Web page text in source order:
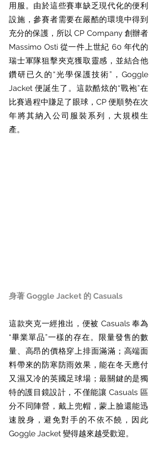
用服。由於這些賽車缺乏現代化的便利
設施，參賽者需要在嚴酷的環境中得到
充分的保護，所以 CP Company 創辦者
Massimo Osti 從一件上世紀 60 年代的
瑞士軍隊狙擊夾克獲取靈感，並結合他
鑽研已久的“光學保護技術”，Goggle
Jacket 便誕生了。這款酷炫的“戰袍”在
比賽過程中賺足了眼球，CP 便順勢在次
年將其納入公司服裝系列，大規模生
產。
身著 Goggle Jacket 的 Casuals
這款夾克一經推出，便被 Casuals 奉為
“畢業單品”一樣的存在。限量發售的數
量、高昂的價格穿上排面滿滿；高端面
料帶來的防寒防雨效果，能在冬天應付
又濕又冷的英國足球場；最關鍵的是獨
特的護目鏡設計，不僅能讓 Casuals 區
分不同陣營，戴上兜帽，蒙上臉還能迅
速脫身，避免對手的不依不饒，因此
Goggle Jacket 變得越來越受歡迎。